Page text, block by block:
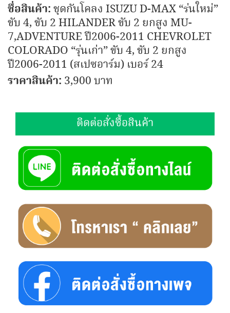
ชื่อสินค้า:ชุดกันโคลง ISUZU D-MAX “ร่นใหม่”
ขับ 4, ขับ 2 HILANDER ขับ 2 ยกสูง MU-
7,ADVENTURE ปี2006-2011 CHEVROLET
COLORADO “รุ่นเก่า” ขับ 4, ขับ 2 ยกสูง
ปี2006-2011 (สเปซอาร์ม) เบอร์ 24
ราคาสินค้า: 3,900 บาท
ติดต่อสั่งซื้อสินค้า